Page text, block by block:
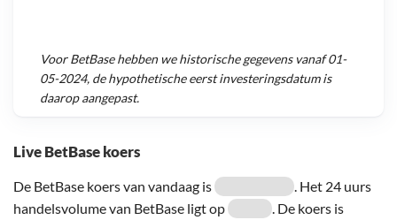
Live BetBase koers
De BetBase koers van vandaag is
. Het 24 uurs
handelsvolume van BetBase ligt op
. De koers is
VoorBetBasehebben we historische gegevens vanaf01-
05-2024, de hypothetische eerst investeringsdatum is
daarop aangepast.